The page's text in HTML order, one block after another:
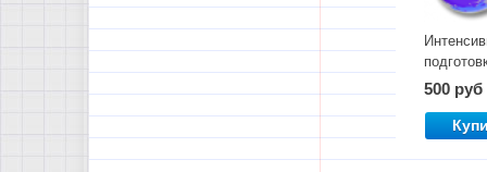
ОГЭ.
Комплект
500 руб